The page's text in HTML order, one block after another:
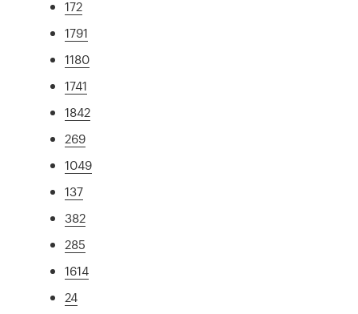
172
1791
1180
1741
1842
269
1049
137
382
285
1614
24